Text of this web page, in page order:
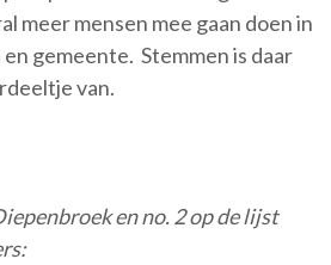
meer mensen mee gaan doen in
gemeente. Stemmen is daar
van.
en no. 2 op de lijst